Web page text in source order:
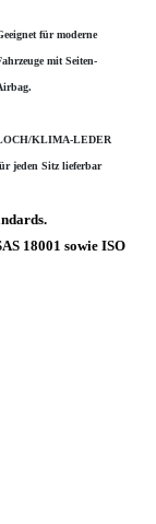
für moderne
mit Seiten-
KLIMA-LEDER
jeden Sitz lieferbar
18001 sowie ISO